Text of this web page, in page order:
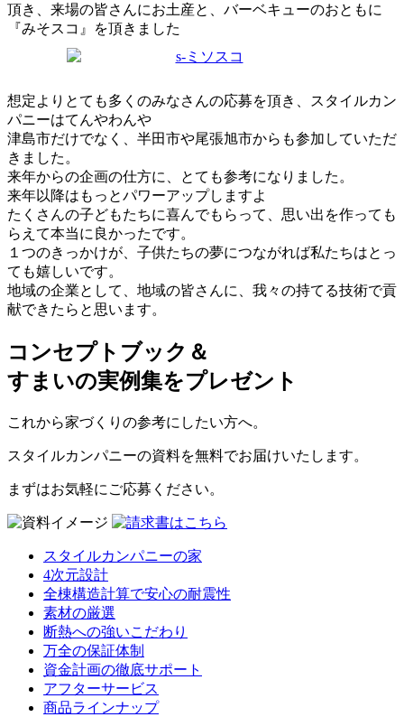
頂き、来場の皆さんにお土産と、バーベキューのおともに
『みそスコ』を頂きました
想定よりとても多くのみなさんの応募を頂き、スタイルカン
パニーはてんやわんや
津島市だけでなく、半田市や尾張旭市からも参加していただ
きました。
来年からの企画の仕方に、とても参考になりました。
来年以降はもっとパワーアップしますよ
たくさんの子どもたちに喜んでもらって、思い出を作っても
らえて本当に良かったです。
１つのきっかけが、子供たちの夢につながれば私たちはとっ
ても嬉しいです。
地域の企業として、地域の皆さんに、我々の持てる技術で貢
献できたらと思います。
コンセプトブック＆
すまいの実例集をプレゼント
これから家づくりの参考にしたい方へ。
スタイルカンパニーの資料を無料でお届けいたします。
まずはお気軽にご応募ください。
スタイルカンパニーの家
4次元設計
全棟構造計算で安心の耐震性
素材の厳選
断熱への強いこだわり
万全の保証体制
資金計画の徹底サポート
アフターサービス
商品ラインナップ